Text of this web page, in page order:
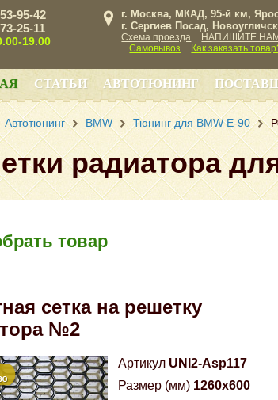
95-42
25-11
19.00
г. Москва, МКАД, 95-й км,
г. Сергиев Посад,
Схема проезда НАПИШИТЕ НАМ
Самовывоз
Как заказать
СТАТЬИ АВТОТЮНИНГ
Автотюнинг BMW Тюнинг для BMW E-90
радиатора
товар
сетка на решетку
№2
Артикул UNI2-Asp117
Размер (мм) 1260x600